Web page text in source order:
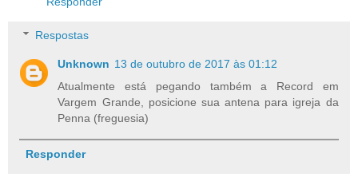
Respostas
Unknown 13 de outubro de 2017 às 01:12
Atualmente está pegando também a Record em
Vargem Grande, posicione sua antena para igreja da
Penna (freguesia)
Responder